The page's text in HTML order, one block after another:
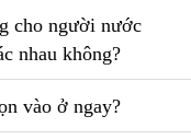
cho người nước
nhau không?
vào ở ngay?